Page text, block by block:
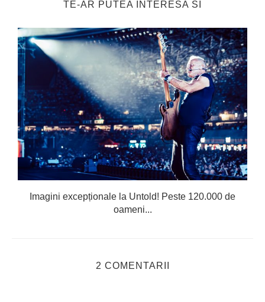
TE-AR PUTEA INTERESA SI
Imagini excepționale la Untold! Peste 120.000 de
oameni...
2 COMENTARII